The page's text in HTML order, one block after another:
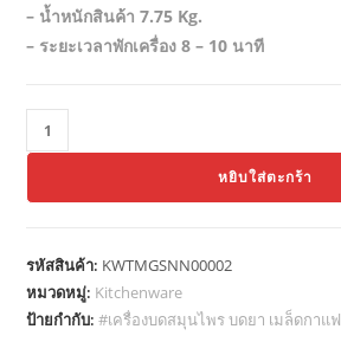
– น้ำหนักสินค้า 7.75 Kg.
– ระยะเวลาพักเครื่อง 8 – 10 นาที
จำนวน
Getzhop
บดยา
เมล็ด
กาแฟ
หยิบใส่ตะกร้า
รหัสสินค้า: KWTMGSNN00002
หมวดหมู่: Kitchenware
ป้ายกำกับ:#เครื่องบดสมุนไพร บดยา เมล็ดกาแฟ